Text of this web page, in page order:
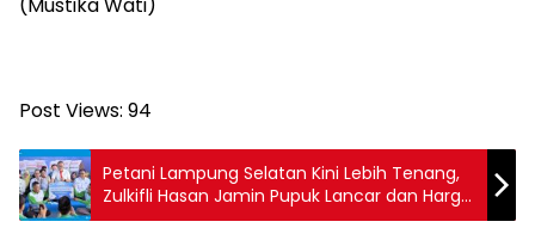
(Mustika Wati)
Post Views: 94
Petani Lampung Selatan Kini Lebih Tenang,
Zulkifli Hasan Jamin Pupuk Lancar dan Harga
Gabah Aman